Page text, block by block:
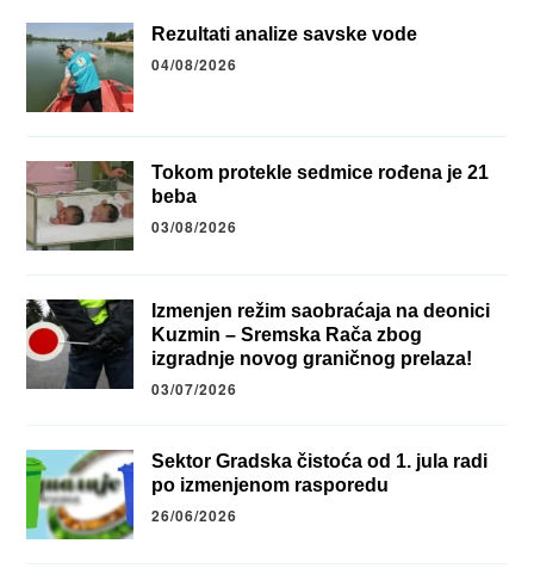
Rezultati analize savske vode
04/08/2026
Tokom protekle sedmice rođena je 21
beba
03/08/2026
Izmenjen režim saobraćaja na deonici
Kuzmin – Sremska Rača zbog
izgradnje novog graničnog prelaza!
03/07/2026
Sektor Gradska čistoća od 1. jula radi
po izmenjenom rasporedu
26/06/2026